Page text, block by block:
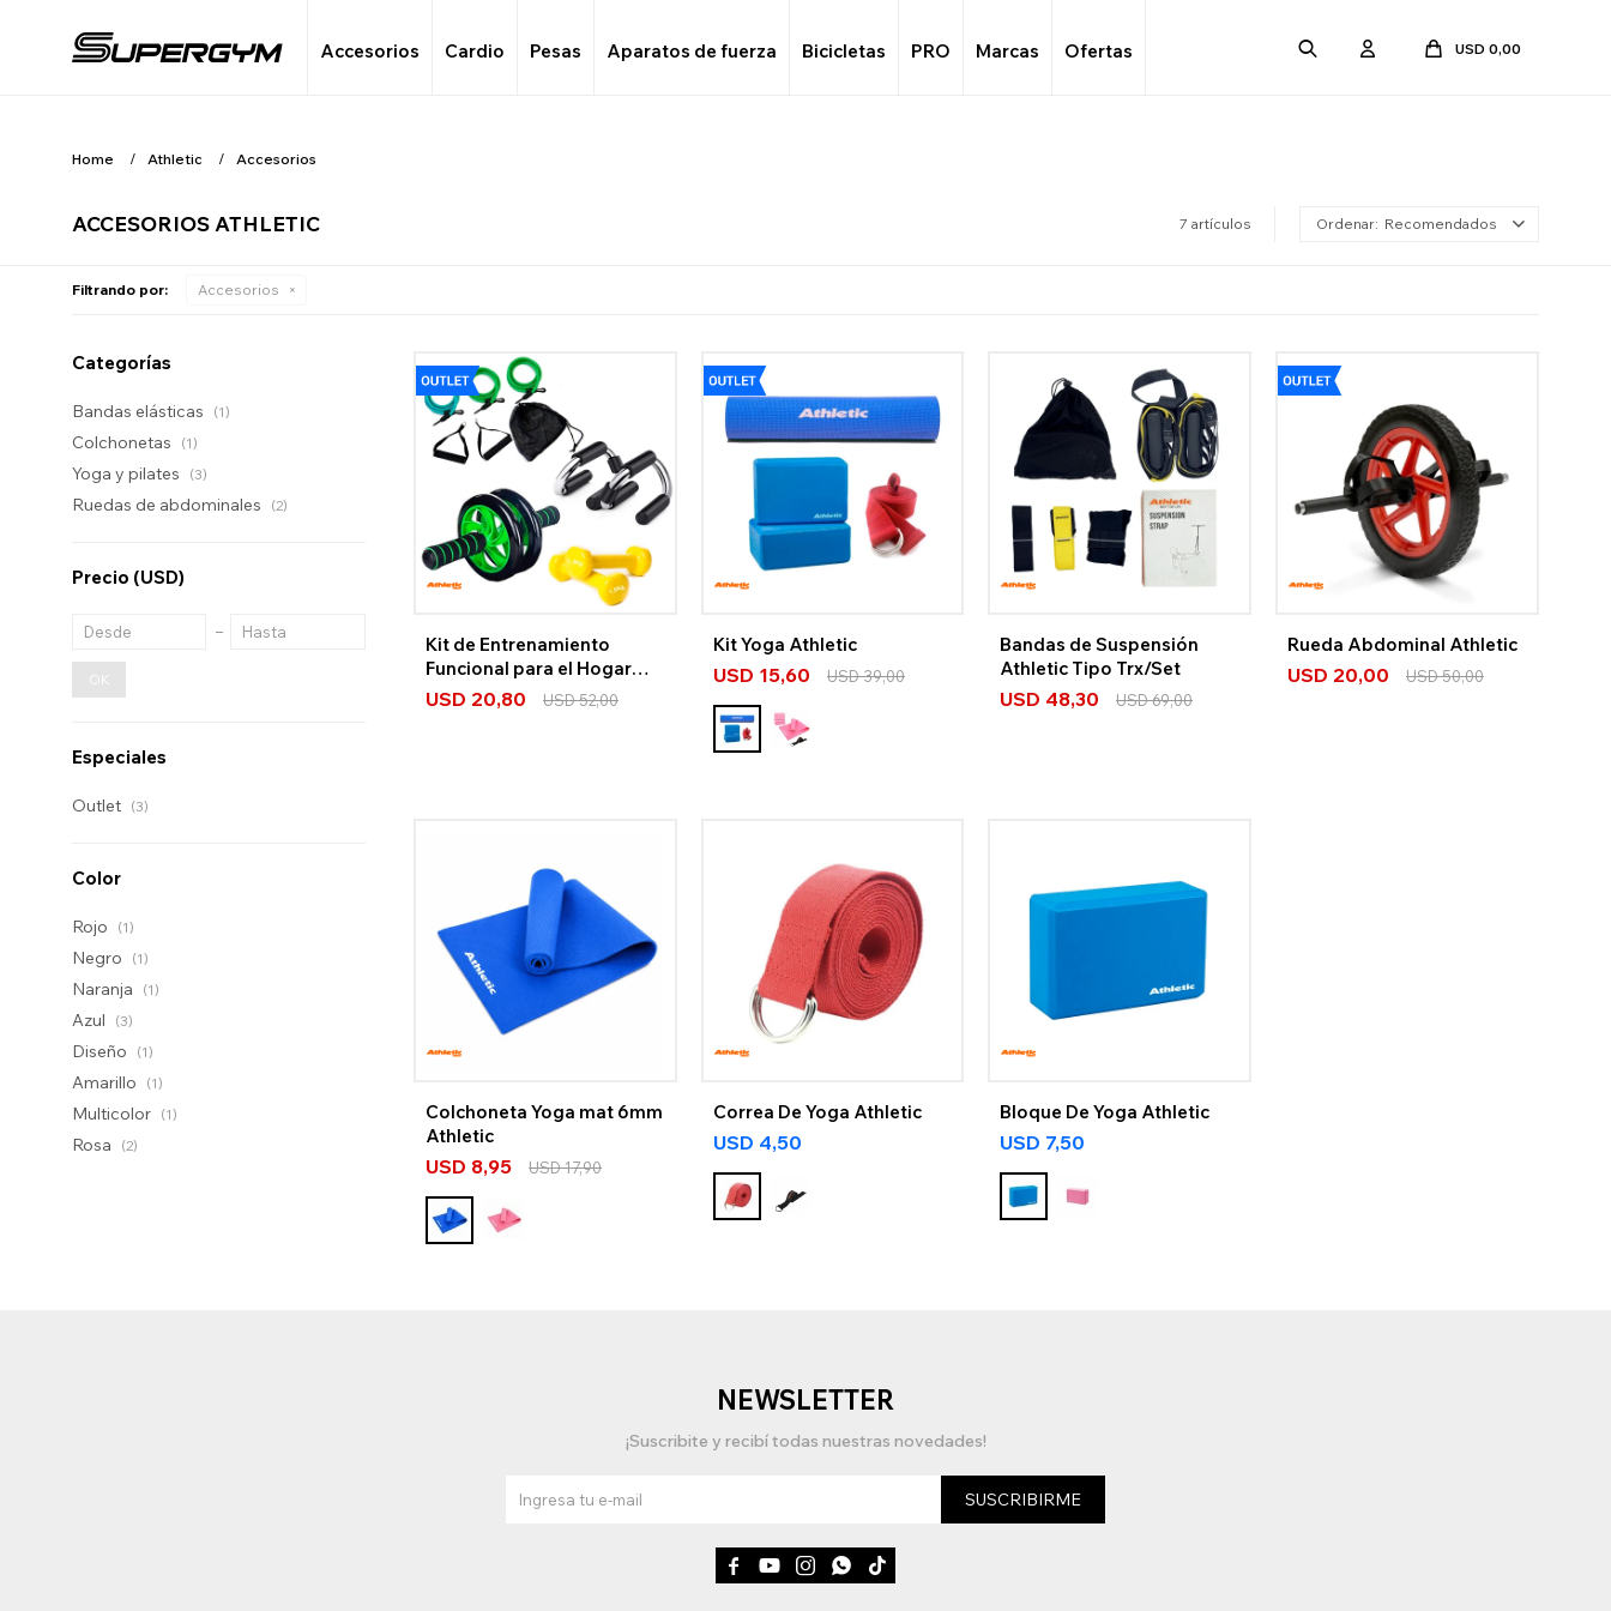
Accesorios Cardio Pesas Aparatos de fuerza Bicicletas PRO Marcas Ofertas USD 0,00
Home Athletic Accesorios
ACCESORIOS ATHLETIC 7 artículos Recomendados
Filtrando por: Accesorios
Kit de Entrenamiento
Funcional para el Hogar
Athletic
USD 20,80 USD52,00
Kit Yoga Athletic
USD 15,60 USD39,00
Bandas de Suspensión
Athletic Tipo Trx/Set
USD 48,30 USD69,00
Rueda Abdominal Athletic
USD 20,00 USD50,00
Colchoneta Yoga mat 6mm
Athletic
USD 8,95 USD17,90
Correa De Yoga Athletic
USD 4,50
Bloque De Yoga Athletic
USD 7,50
Categorías
Bandas elásticas (1)
Colchonetas (1)
Yoga y pilates (3)
Ruedas de abdominales (2)
Precio (USD)
OK
Especiales
Outlet (3)
Color
Rojo (1)
Negro (1)
Naranja (1)
Azul (3)
Diseño (1)
Amarillo (1)
Multicolor (1)
Rosa (2)
NEWSLETTER
¡Suscribite y recibí todas nuestras novedades!
SUSCRIBIRME
    